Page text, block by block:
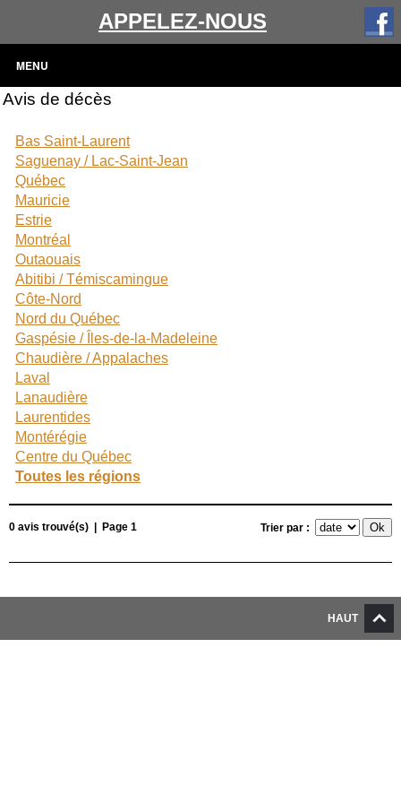
APPELEZ-NOUS
MENU
Avis de décès
Bas Saint-Laurent
Saguenay / Lac-Saint-Jean
Québec
Mauricie
Estrie
Montréal
Outaouais
Abitibi / Témiscamingue
Côte-Nord
Nord du Québec
Gaspésie / Îles-de-la-Madeleine
Chaudière / Appalaches
Laval
Lanaudière
Laurentides
Montérégie
Centre du Québec
Toutes les régions
0 avis trouvé(s) | Page 1 Trier par :
HAUT